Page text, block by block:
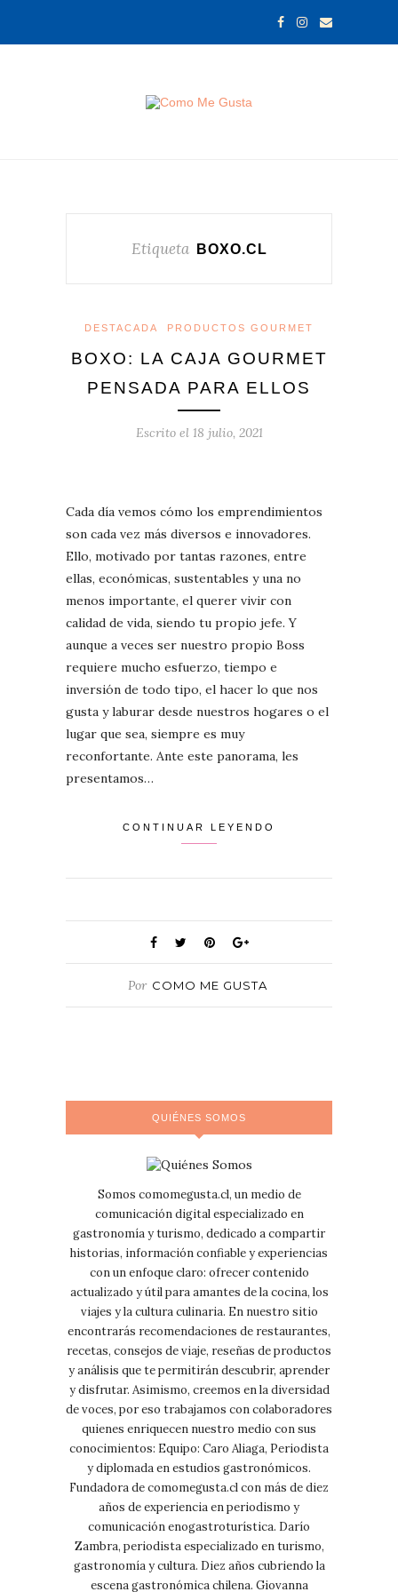
Etiqueta BOXO.CL
DESTACADA PRODUCTOS GOURMET
BOXO: LA CAJA GOURMET
PENSADA PARA ELLOS
Escrito el 18 julio, 2021
Cada día vemos cómo los emprendimientos
son cada vez más diversos e innovadores.
Ello, motivado por tantas razones, entre
ellas, económicas, sustentables y una no
menos importante, el querer vivir con
calidad de vida, siendo tu propio jefe. Y
aunque a veces ser nuestro propio Boss
requiere mucho esfuerzo, tiempo e
inversión de todo tipo, el hacer lo que nos
gusta y laburar desde nuestros hogares o el
lugar que sea, siempre es muy
reconfortante. Ante este panorama, les
presentamos…
CONTINUAR LEYENDO
Por COMO ME GUSTA
QUIÉNES SOMOS
Somos comomegusta.cl, un medio de
comunicación digital especializado en
gastronomía y turismo, dedicado a compartir
historias, información confiable y experiencias
con un enfoque claro: ofrecer contenido
actualizado y útil para amantes de la cocina, los
viajes y la cultura culinaria. En nuestro sitio
encontrarás recomendaciones de restaurantes,
recetas, consejos de viaje, reseñas de productos
y análisis que te permitirán descubrir, aprender
y disfrutar. Asimismo, creemos en la diversidad
de voces, por eso trabajamos con colaboradores
quienes enriquecen nuestro medio con sus
conocimientos: Equipo: Caro Aliaga, Periodista
y diplomada en estudios gastronómicos.
Fundadora de comomegusta.cl con más de diez
años de experiencia en periodismo y
comunicación enogastroturística. Darío
Zambra, periodista especializado en turismo,
gastronomía y cultura. Diez años cubriendo la
escena gastronómica chilena. Giovanna